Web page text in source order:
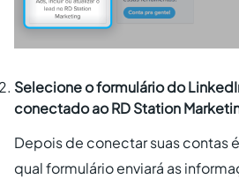
Selecione o formulário do
conectado ao RD Station
Depois de conectar suas contas
qual formulário enviará as